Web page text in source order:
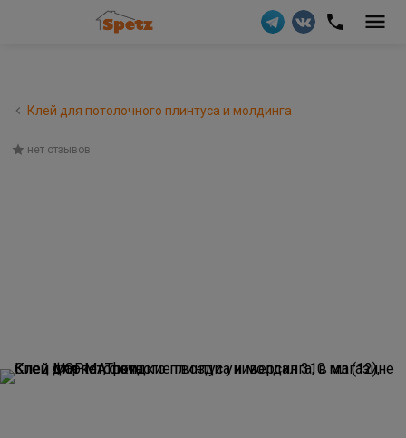
Клей для потолочного плинтуса и молдинга
нет отзывов